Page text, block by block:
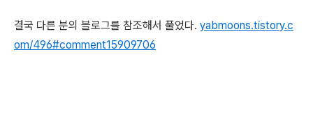
결국 다른 분의 블로그를 참조해서 풀었다. yabmoons.tistory.c
om/496#comment15909706